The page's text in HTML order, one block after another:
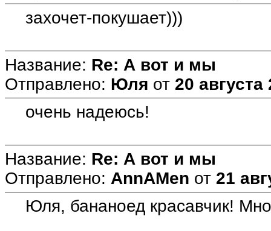
захочет-покушает)))
Название: Re: А вот и мы
Отправлено: Юля от 20
очень надеюсь!
Название: Re: А вот и мы
Отправлено: AnnAMen от 21
Юля, бананоед красавчик!